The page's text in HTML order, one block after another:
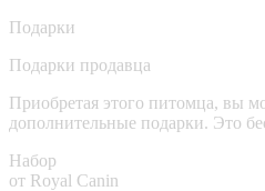
Подарки
Подарки продавца
Приобретая этого питомца, вы
дополнительные подарки. Это
Набор
от Royal Canin